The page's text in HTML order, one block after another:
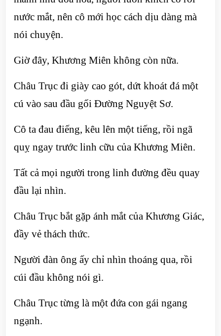
nước mắt, nên cô mới học cách dịu dàng mà
nói chuyện.
Giờ đây, Khương Miên không còn nữa.
Châu Trục đi giày cao gót, dứt khoát đá một
cú vào sau đầu gối Đường Nguyệt Sơ.
Cô ta đau điếng, kêu lên một tiếng, rồi ngã
quỵ ngay trước linh cữu của Khương Miên.
Tất cả mọi người trong linh đường đều quay
đầu lại nhìn.
Châu Trục bắt gặp ánh mắt của Khương Giác,
đầy vẻ thách thức.
Người đàn ông ấy chỉ nhìn thoáng qua, rồi
cúi đầu không nói gì.
Châu Trục từng là một đứa con gái ngang
ngạnh.